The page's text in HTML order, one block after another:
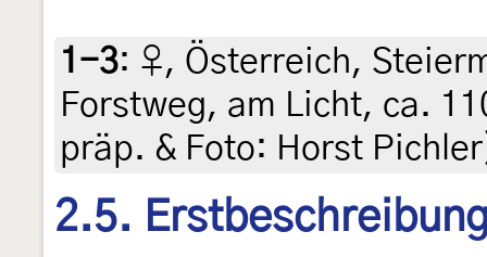
1-3: ♀, Österreich,
Forstweg, am Licht, ca.
präp. & Foto: Horst
2.5.